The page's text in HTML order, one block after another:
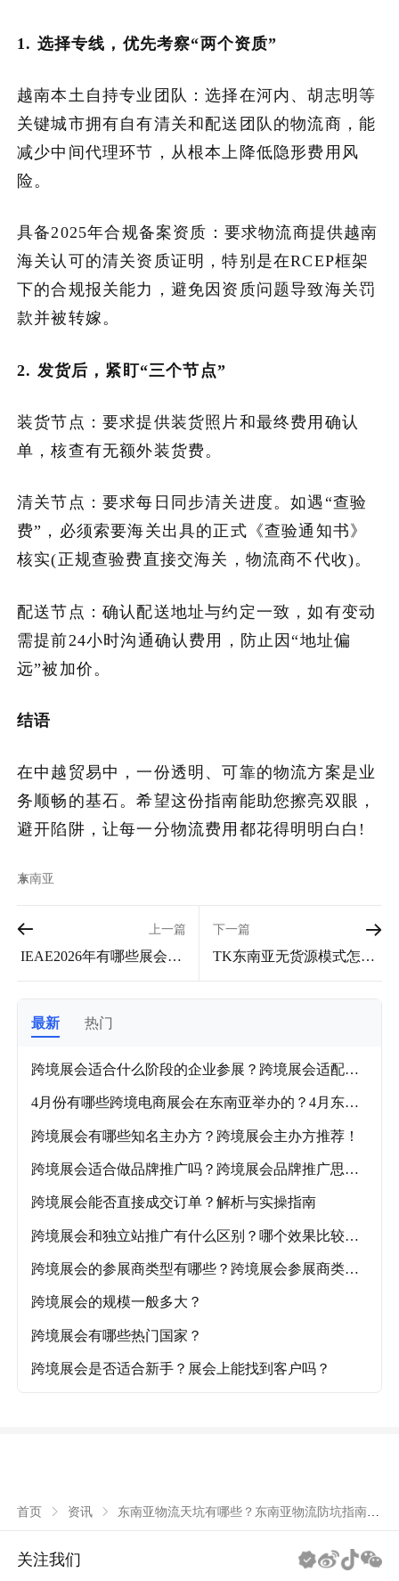
1. 选择专线，优先考察“两个资质”
越南本土自持专业团队：选择在河内、胡志明等
关键城市拥有自有清关和配送团队的物流商，能
减少中间代理环节，从根本上降低隐形费用风
险。
具备2025年合规备案资质：要求物流商提供越南
海关认可的清关资质证明，特别是在RCEP框架
下的合规报关能力，避免因资质问题导致海关罚
款并被转嫁。
2. 发货后，紧盯“三个节点”
装货节点：要求提供装货照片和最终费用确认
单，核查有无额外装货费。
清关节点：要求每日同步清关进度。如遇“查验
费”，必须索要海关出具的正式《查验通知书》
核实(正规查验费直接交海关，物流商不代收)。
配送节点：确认配送地址与约定一致，如有变动
需提前24小时沟通确认费用，防止因“地址偏
远”被加价。
结语
在中越贸易中，一份透明、可靠的物流方案是业
务顺畅的基石。希望这份指南能助您擦亮双眼，
避开陷阱，让每一分物流费用都花得明明白白!
东南亚
上一篇
IEAE2026年有哪些展会？I
下一篇
TK东南亚无货源模式怎么
最新
热门
跨境展会适合什么阶段的企业参展？跨境展会适配企
4月份有哪些跨境电商展会在东南亚举办的？4月东南
跨境展会有哪些知名主办方？跨境展会主办方推荐！
跨境展会适合做品牌推广吗？跨境展会品牌推广思路
跨境展会能否直接成交订单？解析与实操指南
跨境展会和独立站推广有什么区别？哪个效果比较
跨境展会的参展商类型有哪些？跨境展会参展商类型
跨境展会的规模一般多大？
跨境展会有哪些热门国家？
跨境展会是否适合新手？展会上能找到客户吗？
首页 资讯
东南亚物流天坑有哪些？东南亚物流防坑指南，
关注我们